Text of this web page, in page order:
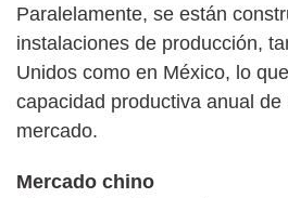
Paralelamente, se están
instalaciones de producción,
Unidos como en México, lo
capacidad productiva anual
mercado.
Mercado chino